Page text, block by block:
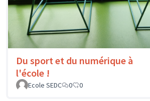
Du sport et du numérique à
l'école !
Ecole SEDC
0 0